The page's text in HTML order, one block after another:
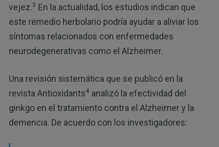
vejez.3 En la actualidad, los estudios indican que
este remedio herbolario podría ayudar a aliviar los
síntomas relacionados con enfermedades
neurodegenerativas como el Alzheimer.
Una revisión sistemática que se publicó en la
revista Antioxidants4analizó la efectividad del
ginkgo en el tratamiento contra el Alzheimer y la
demencia. De acuerdo con los investigadores: